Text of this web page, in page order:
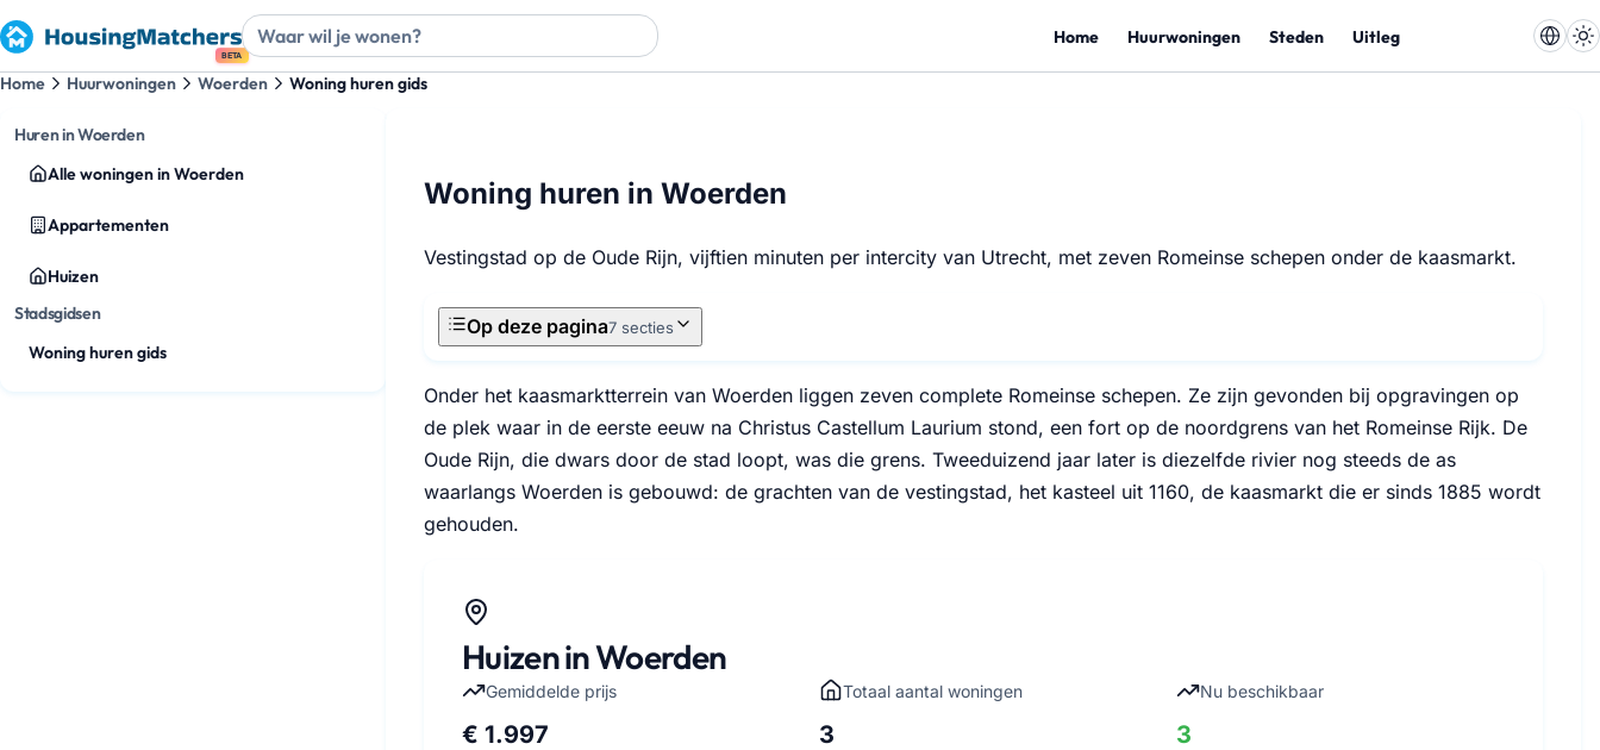
BETA
Home Huurwoningen Steden Uitleg
Home Huurwoningen Woerden Woning huren gids
Huren in Woerden
Alle woningen in Woerden
Appartementen
Huizen
Stadsgidsen
Woning huren gids
Woning huren in Woerden
Vestingstad op de Oude Rijn, vijftien minuten per intercity van Utrecht, met zeven Romeinse schepen onder de kaasmarkt.
Op deze pagina7 secties
Onder het kaasmarktterrein van Woerden liggen zeven complete Romeinse schepen. Ze zijn gevonden bij opgravingen op
de plek waar in de eerste eeuw na Christus Castellum Laurium stond, een fort op de noordgrens van het Romeinse Rijk. De
Oude Rijn, die dwars door de stad loopt, was die grens. Tweeduizend jaar later is diezelfde rivier nog steeds de as
waarlangs Woerden is gebouwd: de grachten van de vestingstad, het kasteel uit 1160, de kaasmarkt die er sinds 1885 wordt
gehouden.
Huizen in Woerden
Gemiddelde prijs
€ 1.997
Totaal aantal woningen
3
Nu beschikbaar
3